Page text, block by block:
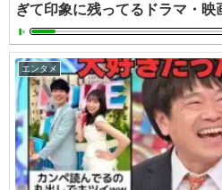
ぎて印象に残ってるドラマ・映
エンタメ